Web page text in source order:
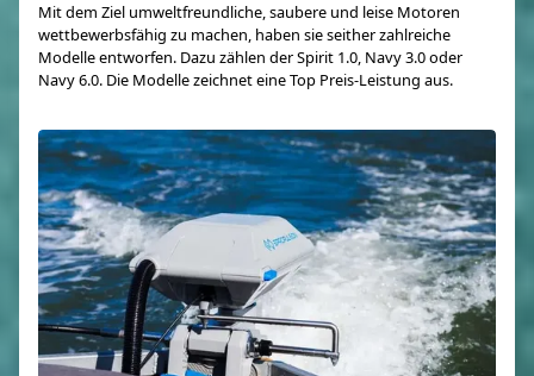
Mit dem Ziel umweltfreundliche, saubere und leise Motoren
wettbewerbsfähig zu machen, haben sie seither zahlreiche
Modelle entworfen. Dazu zählen der Spirit 1.0, Navy 3.0 oder
Navy 6.0. Die Modelle zeichnet eine Top Preis-Leistung aus.